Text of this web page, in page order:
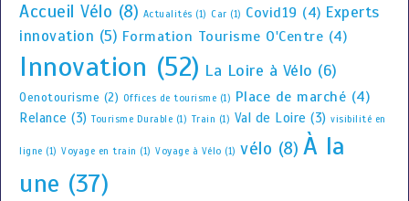
Accueil Vélo (8) Actualités (1) Car (1) Covid19 (4) Experts
innovation (5) Formation Tourisme O'Centre (4)
Innovation (52) La Loire à Vélo (6)
Oenotourisme (2) Offices de tourisme (1) Place de marché (4)
Relance (3) Tourisme Durable (1) Train (1) Val de Loire (3) visibilité en
ligne (1) Voyage en train (1) Voyage à Vélo (1) vélo (8) À la
une (37)